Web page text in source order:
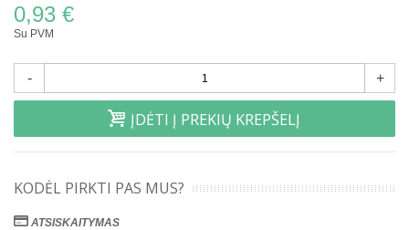
0,93 €
Su PVM
- +
ĮDĖTI Į PREKIŲ KREPŠELĮ
KODĖL PIRKTI PAS MUS?
ATSISKAITYMAS